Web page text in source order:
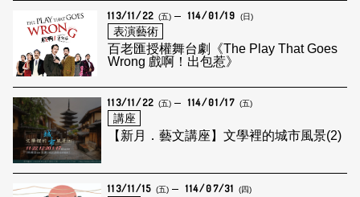
113/11/22 (五) 114/01/19 (日)
表演藝術
百老匯授權舞台劇《The Play That Goes
Wrong 戲啊！出包惹》
113/11/22 (五) 114/01/17 (五)
講座
【新月．藝文講座】文學裡的城市風景(2)
113/11/15 (五) 114/07/31 (四)